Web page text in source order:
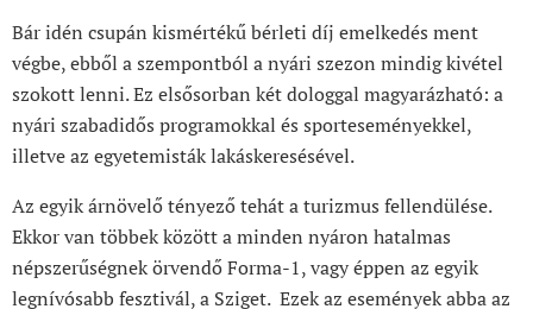
Bár idén csupán kismértékű bérleti díj emelkedés ment
végbe, ebből a szempontból a nyári szezon mindig kivétel
szokott lenni. Ez elsősorban két dologgal magyarázható: a
nyári szabadidős programokkal és sporteseményekkel,
illetve az egyetemisták lakáskeresésével.
Az egyik árnövelő tényező tehát a turizmus fellendülése.
Ekkor van többek között a minden nyáron hatalmas
népszerűségnek örvendő Forma-1, vagy éppen az egyik
legnívósabb fesztivál, a Sziget. Ezek az események abba az